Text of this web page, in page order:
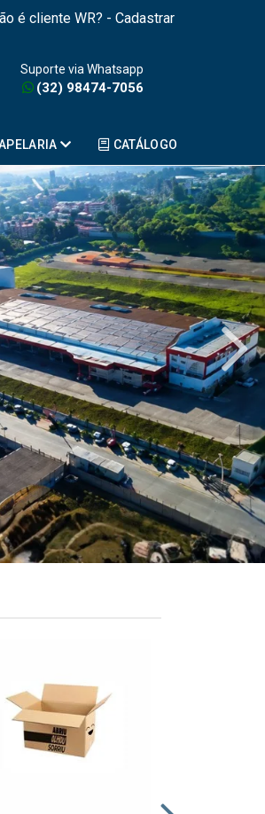
é cliente WR? - Cadastrar
Suporte via Whatsapp
(32) 98474-7056
CATÁLOGO